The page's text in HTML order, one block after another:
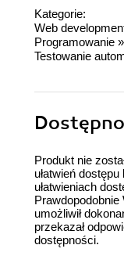
Kategorie:
Web
Programowanie »
Testowanie
Produkt nie
ułatwień
ułatwieniach
umożliwił
przekazał
dostępności.